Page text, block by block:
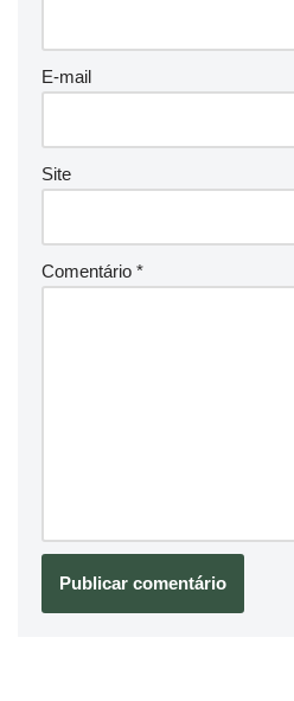
E-mail
Site
Comentário *